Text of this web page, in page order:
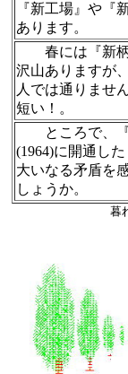
『新工場』や『
あります。
春には『新柄
沢山ありますが
人では通りませ
短い！。
ところで、『
(1964)に開通し
大いなる矛盾を
しょうか。
暮